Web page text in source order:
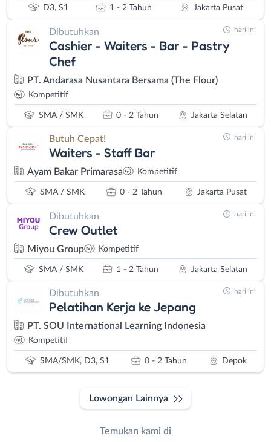
D3, S1 1 - 2 Tahun Jakarta Pusat
Dibutuhkan
Cashier - Waiters - Bar - Pastry
Chef
PT. Andarasa Nusantara Bersama (The Flour)
Kompetitif
SMA / SMK 0 - 2 Tahun Jakarta Selatan
hari ini
Butuh Cepat!
Waiters - Staff Bar
Ayam Bakar Primarasa Kompetitif
SMA / SMK 0 - 2 Tahun Jakarta Pusat
hari ini
Dibutuhkan
Crew Outlet
Miyou Group Kompetitif
SMA / SMK 1 - 2 Tahun Jakarta Selatan
hari ini
Dibutuhkan
Pelatihan Kerja ke Jepang
PT. SOU International Learning Indonesia
Kompetitif
SMA/SMK, D3, S1 0 - 2 Tahun Depok
hari ini
Lowongan Lainnya
Temukan kami di